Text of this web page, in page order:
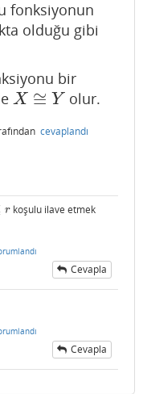
fonksiyonun
olduğu gibi
bir
X ≅ Y
X≅ Y olur.
cevaplandı
rkoşulu ilave etmek
Cevapla
Cevapla